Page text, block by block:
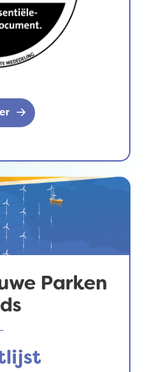
Parken